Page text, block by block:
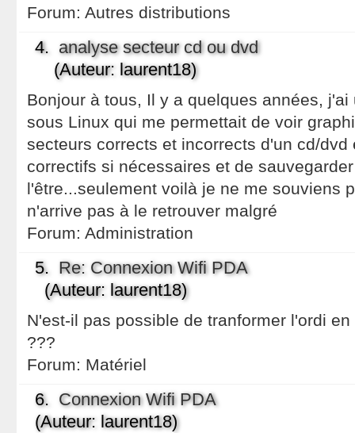
Forum: Autres distributions
4. analyse secteur cd ou dvd
(Auteur: laurent18)
Bonjour à tous, Il y a quelques années,
sous Linux qui me permettait de voir
secteurs corrects et incorrects d'un cd/dvd
correctifs si nécessaires et de
l'être...seulement voilà je ne me souviens
n'arrive pas à le retrouver malgré
Forum: Administration
5. Re: Connexion Wifi PDA
(Auteur: laurent18)
N'est-il pas possible de tranformer l'ordi
???
Forum: Matériel
6. Connexion Wifi PDA
(Auteur: laurent18)